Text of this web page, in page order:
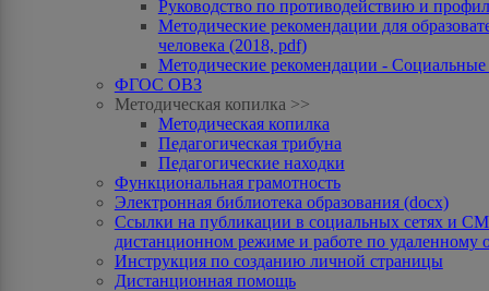
Руководство по противодействию и
Методические рекомендации для
человека (2018, pdf)
Методические рекомендации -
ФГОС ОВЗ
Методическая копилка >>
Методическая копилка
Педагогическая трибуна
Педагогические находки
Функциональная грамотность
Электронная библиотека образования (docx)
Ссылки на публикации в социальных сетях и
дистанционном режиме и работе по удаленному
Инструкция по созданию личной страницы
Дистанционная помощь